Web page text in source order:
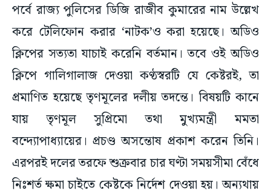
পর্বে রাজ্য পুলিসের ডিজি রাজীব কুমারের নাম উল্লেখ
করে টেলিফোন করার ‘নাটক’ও করা হয়েছে। অডিও
ক্লিপের সত্যতা যাচাই করেনি বর্তমান। তবে ওই অডিও
ক্লিপে গালিগালাজ দেওয়া কণ্ঠস্বরটি যে কেষ্টরই, তা
প্রমাণিত হয়েছে তৃণমূলের দলীয় তদন্তে। বিষয়টি কানে
যায় তৃণমূল সুপ্রিমো তথা মুখ্যমন্ত্রী মমতা
বন্দ্যোপাধ্যায়ের। প্রচণ্ড অসন্তোষ প্রকাশ করেন তিনি।
এরপরই দলের তরফে শুক্রবার চার ঘণ্টা সময়সীমা বেঁধে
নিঃশর্ত ক্ষমা চাইতে কেষ্টকে নির্দেশ দেওয়া হয়। অন্যথায়